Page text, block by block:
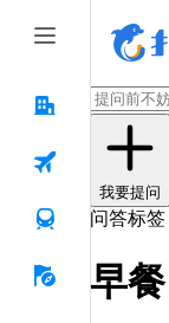
我要提问
问答标签
早餐